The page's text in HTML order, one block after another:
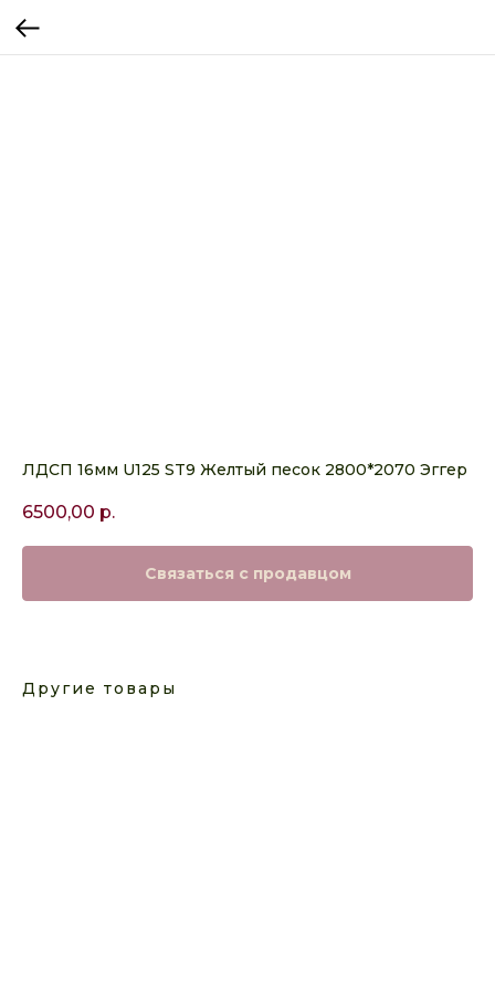
ЛДСП 16мм U125 ST9 Желтый песок 2800*2070 Эггер
6500,00 р.
Связаться с продавцом
Другие товары